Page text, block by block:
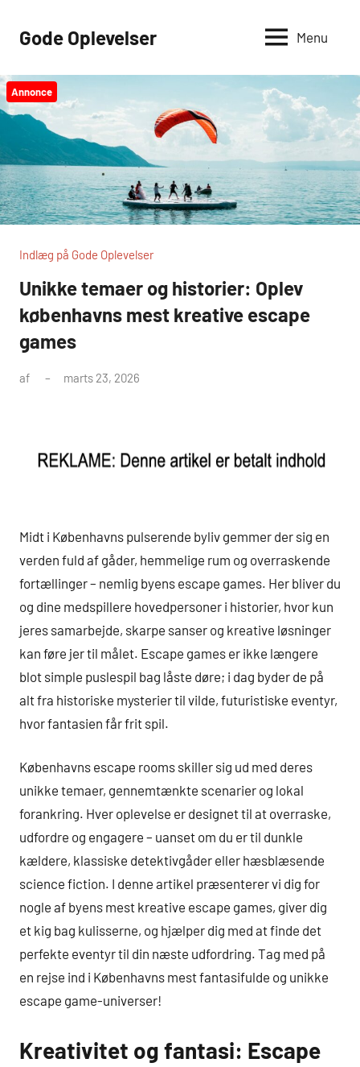
Gode Oplevelser Menu
Annonce
Indlæg på Gode Oplevelser
Unikke temaer og historier: Oplev
københavns mest kreative escape
games
af marts 23, 2026
Midt i Københavns pulserende byliv gemmer der sig en
verden fuld af gåder, hemmelige rum og overraskende
fortællinger – nemlig byens escape games. Her bliver du
og dine medspillere hovedpersoner i historier, hvor kun
jeres samarbejde, skarpe sanser og kreative løsninger
kan føre jer til målet. Escape games er ikke længere
blot simple puslespil bag låste døre; i dag byder de på
alt fra historiske mysterier til vilde, futuristiske eventyr,
hvor fantasien får frit spil.
Københavns escape rooms skiller sig ud med deres
unikke temaer, gennemtænkte scenarier og lokal
forankring. Hver oplevelse er designet til at overraske,
udfordre og engagere – uanset om du er til dunkle
kældere, klassiske detektivgåder eller hæsblæsende
science fiction. I denne artikel præsenterer vi dig for
nogle af byens mest kreative escape games, giver dig
et kig bag kulisserne, og hjælper dig med at finde det
perfekte eventyr til din næste udfordring. Tag med på
en rejse ind i Københavns mest fantasifulde og unikke
escape game-universer!
Kreativitet og fantasi: Escape